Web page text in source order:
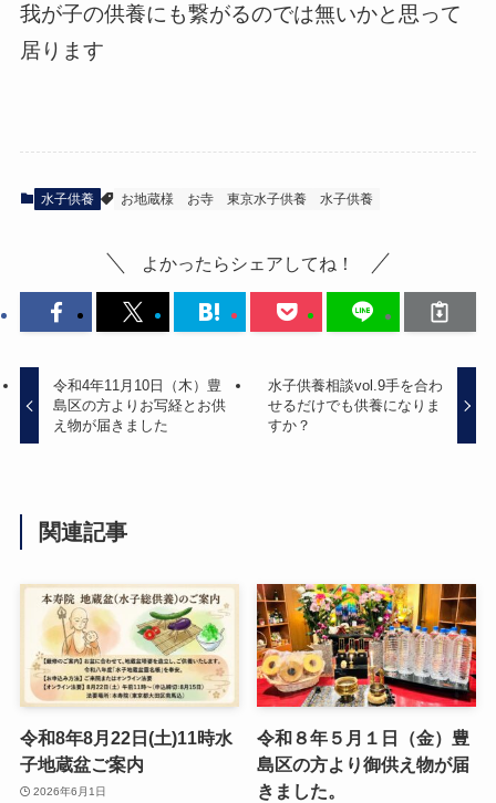
我が子の供養にも繋がるのでは無いかと思って
居ります
水子供養 お地蔵様 お寺 東京水子供養 水子供養
よかったらシェアしてね！
令和4年11月10日（木）豊
島区の方よりお写経とお供
え物が届きました
水子供養相談vol.9手を合わ
せるだけでも供養になりま
すか？
関連記事
令和8年8月22日(土)11時水
子地蔵盆ご案内
2026年6月1日
令和８年５月１日（金）豊
島区の方より御供え物が届
きました。